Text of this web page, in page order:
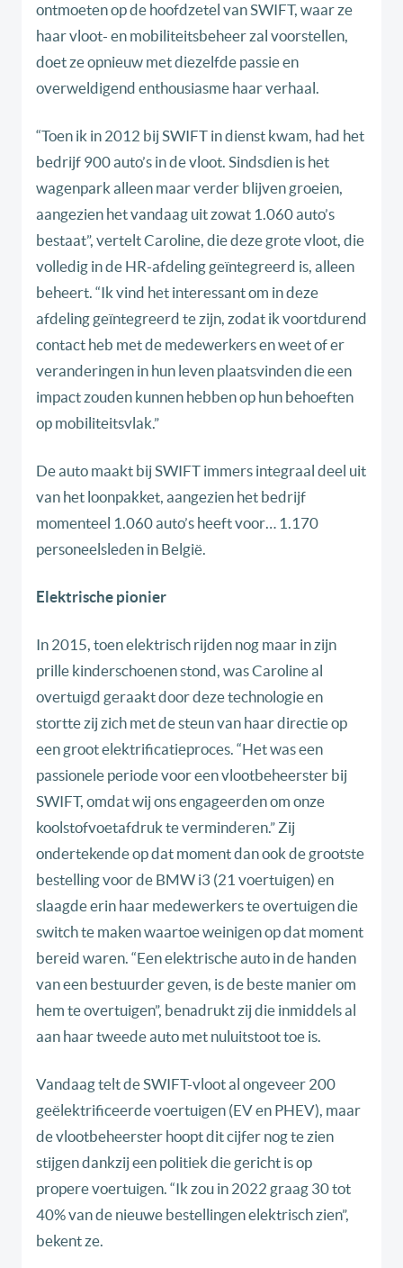
ontmoeten op de hoofdzetel van SWIFT, waar ze
haar vloot- en mobiliteitsbeheer zal voorstellen,
doet ze opnieuw met diezelfde passie en
overweldigend enthousiasme haar verhaal.
“Toen ik in 2012 bij SWIFT in dienst kwam, had het
bedrijf 900 auto’s in de vloot. Sindsdien is het
wagenpark alleen maar verder blijven groeien,
aangezien het vandaag uit zowat 1.060 auto’s
bestaat”, vertelt Caroline, die deze grote vloot, die
volledig in de HR-afdeling geïntegreerd is, alleen
beheert. “Ik vind het interessant om in deze
afdeling geïntegreerd te zijn, zodat ik voortdurend
contact heb met de medewerkers en weet of er
veranderingen in hun leven plaatsvinden die een
impact zouden kunnen hebben op hun behoeften
op mobiliteitsvlak.”
De auto maakt bij SWIFT immers integraal deel uit
van het loonpakket, aangezien het bedrijf
momenteel 1.060 auto’s heeft voor… 1.170
personeelsleden in België.
Elektrische pionier
In 2015, toen elektrisch rijden nog maar in zijn
prille kinderschoenen stond, was Caroline al
overtuigd geraakt door deze technologie en
stortte zij zich met de steun van haar directie op
een groot elektrificatieproces. “Het was een
passionele periode voor een vlootbeheerster bij
SWIFT, omdat wij ons engageerden om onze
koolstofvoetafdruk te verminderen.” Zij
ondertekende op dat moment dan ook de grootste
bestelling voor de BMW i3 (21 voertuigen) en
slaagde erin haar medewerkers te overtuigen die
switch te maken waartoe weinigen op dat moment
bereid waren. “Een elektrische auto in de handen
van een bestuurder geven, is de beste manier om
hem te overtuigen”, benadrukt zij die inmiddels al
aan haar tweede auto met nuluitstoot toe is.
Vandaag telt de SWIFT-vloot al ongeveer 200
geëlektrificeerde voertuigen (EV en PHEV), maar
de vlootbeheerster hoopt dit cijfer nog te zien
stijgen dankzij een politiek die gericht is op
propere voertuigen. “Ik zou in 2022 graag 30 tot
40% van de nieuwe bestellingen elektrisch zien”,
bekent ze.